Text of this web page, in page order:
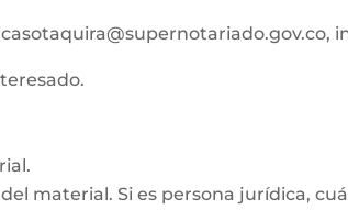
material. Si es persona jurídica,